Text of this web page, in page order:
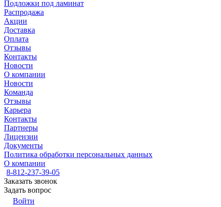
Подложки под ламинат
Распродажа
Акции
Доставка
Оплата
Отзывы
Контакты
Новости
О компании
Новости
Команда
Отзывы
Карьера
Контакты
Партнеры
Лицензии
Документы
Политика обработки персональных данных
О компании
8-812-237-39-05
Заказать звонок
Задать вопрос
Войти